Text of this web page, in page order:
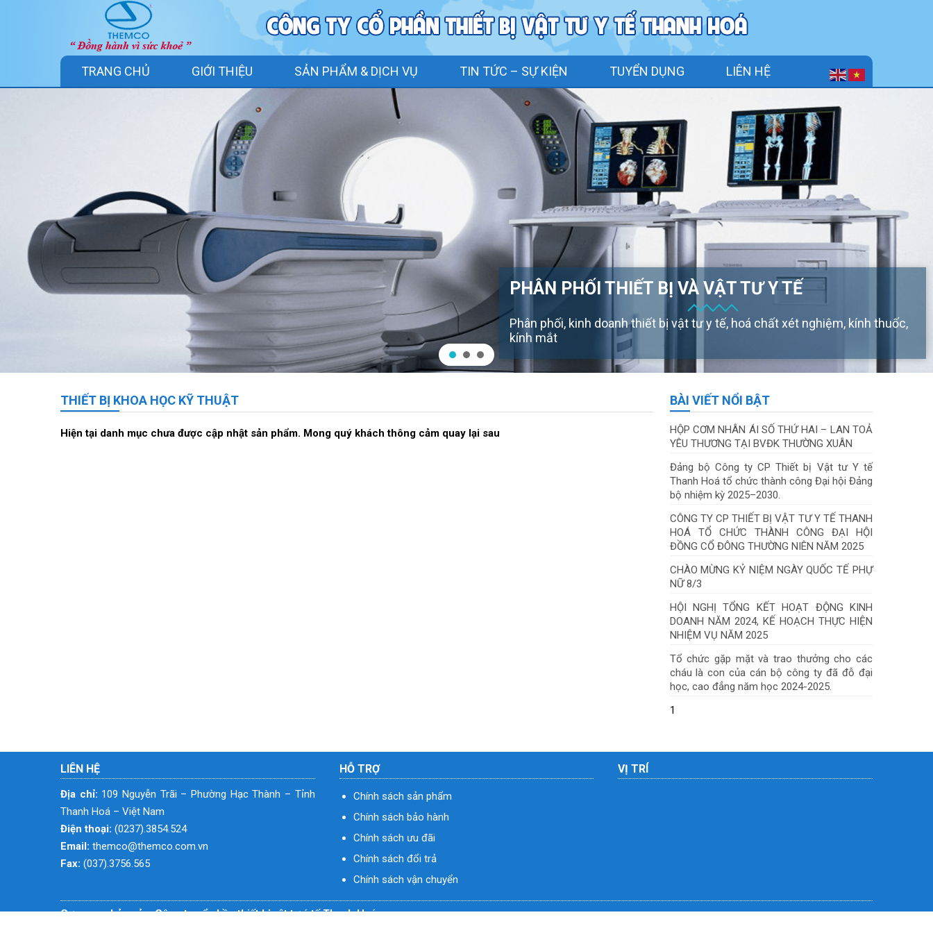
TRANG CHỦ GIỚI THIỆU SẢN PHẨM & DỊCH VỤ TIN TỨC – SỰ KIỆN TUYỂN DỤNG LIÊN HỆ
PHÂN PHỐI THIẾT BỊ VÀ VẬT TƯ Y TẾ
Phân phối, kinh doanh thiết bị vật tư y tế, hoá chất xét nghiệm, kính thuốc,
kính mắt
THIẾT BỊ KHOA HỌC KỸ THUẬT
Hiện tại danh mục chưa được cập nhật sản phẩm. Mong quý khách thông cảm quay lại sau
BÀI VIẾT NỔI BẬT
HỘP CƠM NHÂN ÁI SỐ THỨ HAI – LAN TOẢ
YÊU THƯƠNG TẠI BVĐK THƯỜNG XUÂN
Đảng bộ Công ty CP Thiết bị Vật tư Y tế
Thanh Hoá tổ chức thành công Đại hội Đảng
bộ nhiệm kỳ 2025–2030.
CÔNG TY CP THIẾT BỊ VẬT TƯ Y TẾ THANH
HOÁ TỔ CHỨC THÀNH CÔNG ĐẠI HỘI
ĐỒNG CỔ ĐÔNG THƯỜNG NIÊN NĂM 2025
CHÀO MỪNG KỶ NIỆM NGÀY QUỐC TẾ PHỰ
NỮ 8/3
HỘI NGHỊ TỔNG KẾT HOẠT ĐỘNG KINH
DOANH NĂM 2024, KẾ HOẠCH THỰC HIỆN
NHIỆM VỤ NĂM 2025
Tổ chức gặp mặt và trao thưởng cho các
cháu là con của cán bộ công ty đã đỗ đại
học, cao đẳng năm học 2024-2025.
1
LIÊN HỆ
Địa chỉ: 109 Nguyễn Trãi – Phường Hạc Thành – Tỉnh
Thanh Hoá – Việt Nam
Điện thoại: (0237).3854.524
Email: themco@themco.com.vn
Fax: (037).3756.565
HỖ TRỢ
Chính sách sản phẩm
Chính sách bảo hành
Chính sách ưu đãi
Chính sách đổi trả
Chính sách vận chuyển
VỊ TRÍ
Cơ quan chủ quản: Công ty cổ phần thiết bị vật tư ý tế Thanh Hoá